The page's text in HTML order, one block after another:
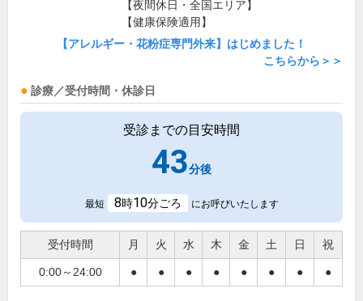
【夜間休日・全国エリア】
【健康保険適用】
【アレルギー・花粉症専門外来】はじめました！
こちらから＞＞
診療／受付時間・休診日
受診までの目安時間
43分後
最短 8時10分ごろ にお呼びいたします
受付時間 月 火 水 木 金 土 日 祝
0:00～24:00 ● ● ● ● ● ● ● ●